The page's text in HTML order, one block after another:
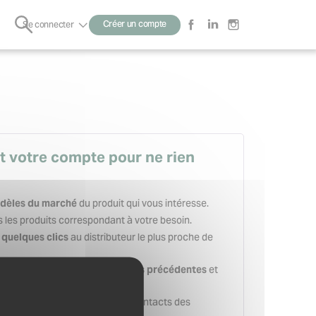
Rechercher
Se connecter
Sous-
menu
Créer un compte
votre compte pour ne rien
du marchédu produit qui vous intéresse.
les produits correspondant à votre besoin.
quelques clicsau distributeur le plus proche de
vos recherches et demandes précédenteset
en sauvegardant les contacts des